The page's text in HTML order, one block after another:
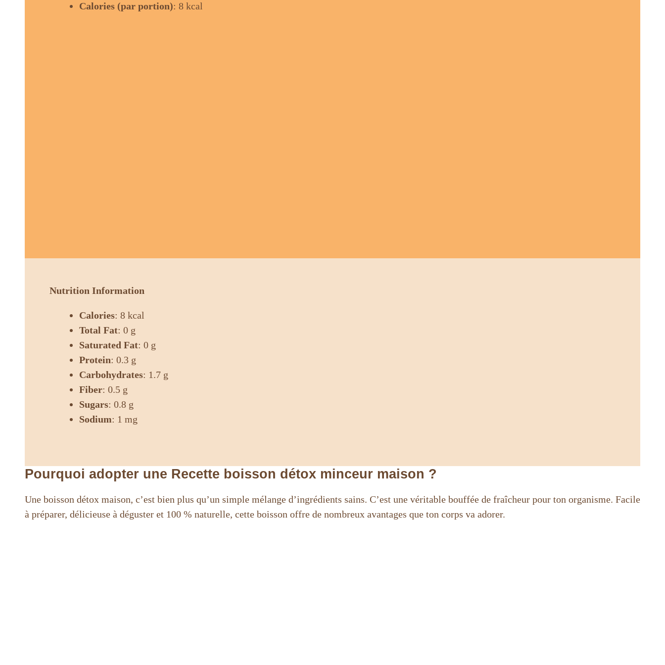
Calories (par portion): 8 kcal
Nutrition Information
Calories: 8 kcal
Total Fat: 0 g
Saturated Fat: 0 g
Protein: 0.3 g
Carbohydrates: 1.7 g
Fiber: 0.5 g
Sugars: 0.8 g
Sodium: 1 mg
Pourquoi adopter une Recette boisson détox minceur maison ?
Une boisson détox maison, c’est bien plus qu’un simple mélange d’ingrédients sains. C’est une véritable bouffée de fraîcheur pour ton organisme. Facile
à préparer, délicieuse à déguster et 100 % naturelle, cette boisson offre de nombreux avantages que ton corps va adorer.